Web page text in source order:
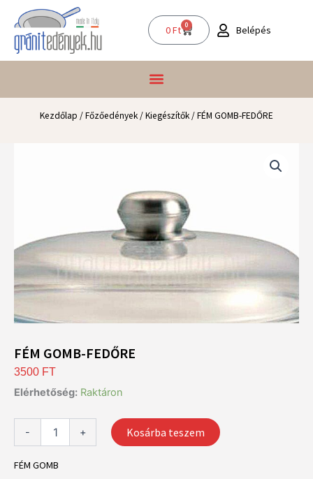
content
0Ft 0
Kosár Belépés
Kezdőlap /Főzőedények/Kiegészítők/ FÉM GOMB-FEDŐRE
FÉM GOMB-FEDŐRE
3500 FT
Elérhetőség: Raktáron
-
FÉM
FEDŐRE
mennyiség
+ Kosárba teszem
FÉM GOMB